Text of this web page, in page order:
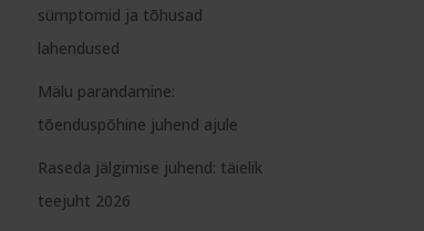
sümptomid ja tõhusad
lahendused
Mälu parandamine:
tõenduspõhine juhend ajule
Raseda jälgimise juhend: täielik
teejuht 2026